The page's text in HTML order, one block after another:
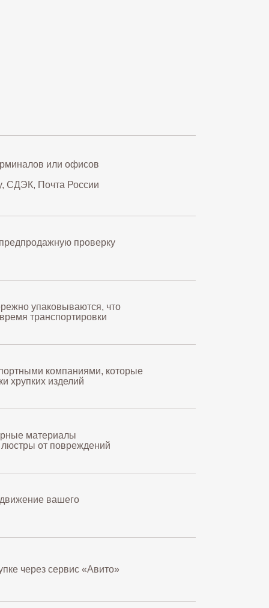
через сервис «Авито»
вашего
материалы
от повреждений
компаниями, которые
хрупких изделий
упаковываются, что
транспортировки
проверку
или офисов
СДЭК, Почта России